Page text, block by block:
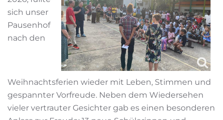
sich unser
Pausenhof
nach den
Weihnachtsferien wieder mit Leben, Stimmen und
gespannter Vorfreude. Neben dem Wiedersehen
vieler vertrauter Gesichter gab es einen besonderen